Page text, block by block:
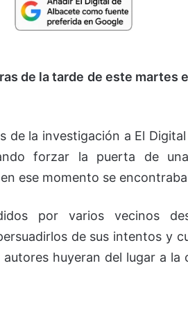
de la tarde de este martes
de la investigación a El
forzar la puerta de
ese momento se
por varios vecinos
de sus intentos y
huyeran del lugar a la